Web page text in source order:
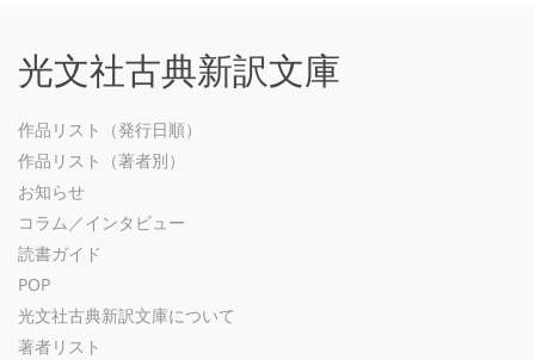
光文社古典新訳文庫
作品リスト（発行日順）
作品リスト（著者別）
お知らせ
コラム／インタビュー
読書ガイド
POP
光文社古典新訳文庫について
著者リスト